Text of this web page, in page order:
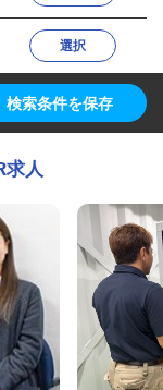
選択
検索条件を保存
求人